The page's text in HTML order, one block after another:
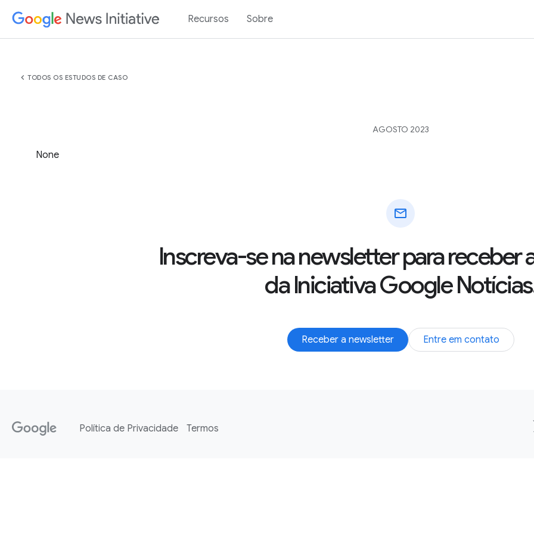
Recursos Sobre
chevron_left TODOS OS ESTUDOS DE CASO
AGOSTO 2023
None
mail
Inscreva-se na newsletter para receber
da Iniciativa Google
Receber a newsletter Entre em contato
Política de Privacidade Termos